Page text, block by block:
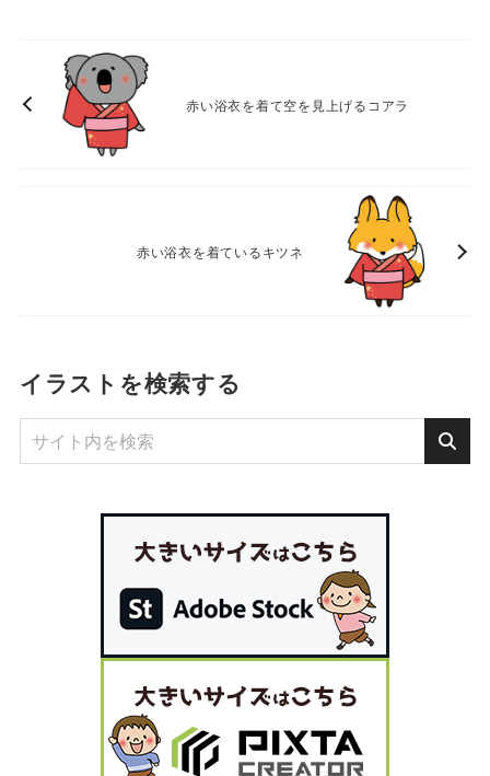
赤い浴衣を着て空を見上げるコアラ
赤い浴衣を着ているキツネ
イラストを検索する